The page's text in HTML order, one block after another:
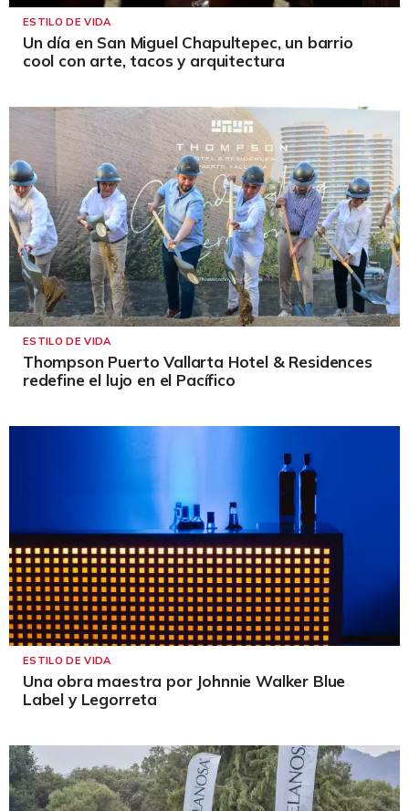
ESTILO DE VIDA
Un día en San Miguel Chapultepec, un barrio
cool con arte, tacos y arquitectura
ESTILO DE VIDA
Thompson Puerto Vallarta Hotel & Residences
redefine el lujo en el Pacífico
ESTILO DE VIDA
Una obra maestra por Johnnie Walker Blue
Label y Legorreta